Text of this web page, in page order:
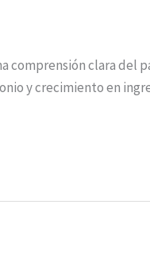
comprensión clara del
y crecimiento en